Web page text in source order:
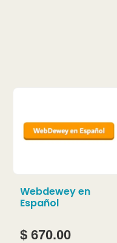
Webdewey en
Español
$ 670.00